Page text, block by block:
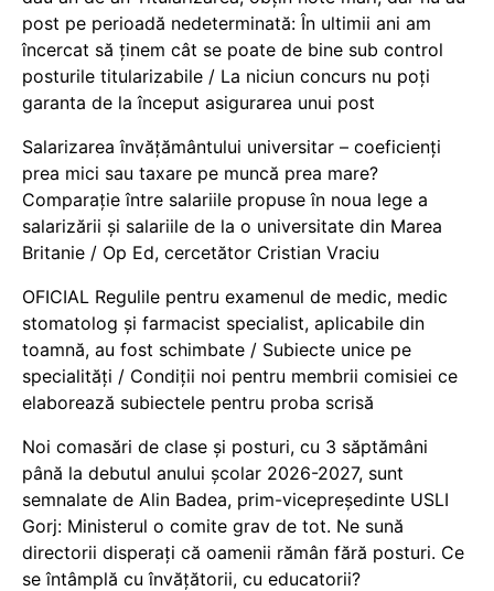
post pe perioadă nedeterminată: În ultimii ani am
încercat să ținem cât se poate de bine sub control
posturile titularizabile / La niciun concurs nu poți
garanta de la început asigurarea unui post
Salarizarea învățământului universitar – coeficienți
prea mici sau taxare pe muncă prea mare?
Comparație între salariile propuse în noua lege a
salarizării și salariile de la o universitate din Marea
Britanie / Op Ed, cercetător Cristian Vraciu
OFICIAL Regulile pentru examenul de medic, medic
stomatolog și farmacist specialist, aplicabile din
toamnă, au fost schimbate / Subiecte unice pe
specialități / Condiții noi pentru membrii comisiei ce
elaborează subiectele pentru proba scrisă
Noi comasări de clase și posturi, cu 3 săptămâni
până la debutul anului școlar 2026-2027, sunt
semnalate de Alin Badea, prim-vicepreședinte USLI
Gorj: Ministerul o comite grav de tot. Ne sună
directorii disperați că oamenii rămân fără posturi. Ce
se întâmplă cu învățătorii, cu educatorii?